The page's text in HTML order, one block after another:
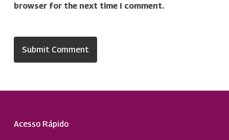
browser for the next time I comment.
Acesso Rápido